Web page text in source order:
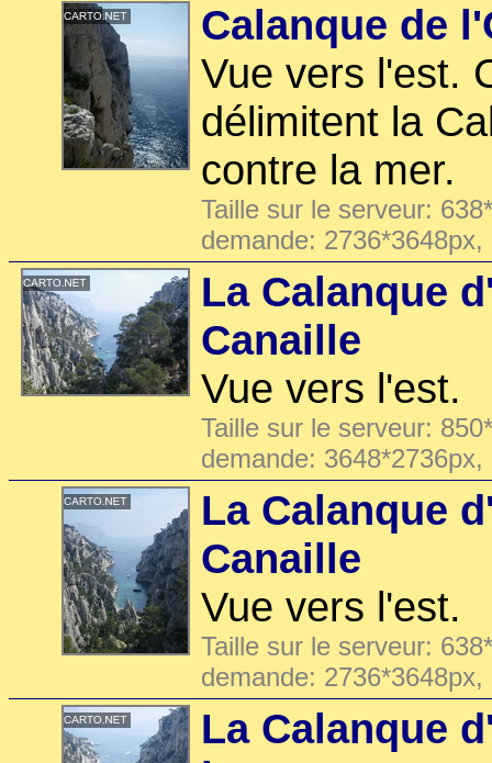
Calanque de
Vue vers l'est.
délimitent la
contre la mer.
Taille sur le serveur:
demande:
La Calanque
Canaille
Vue vers l'est.
Taille sur le serveur:
demande:
La Calanque
Canaille
Vue vers l'est.
Taille sur le serveur:
demande:
La Calanque